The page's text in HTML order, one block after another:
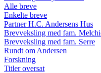
Alle breve
Enkelte breve
Partner H.C. Andersens Hus
Brevveksling med fam.
Brevveksling med fam. Serre
Rundt om Andersen
Forskning
Titler oversat